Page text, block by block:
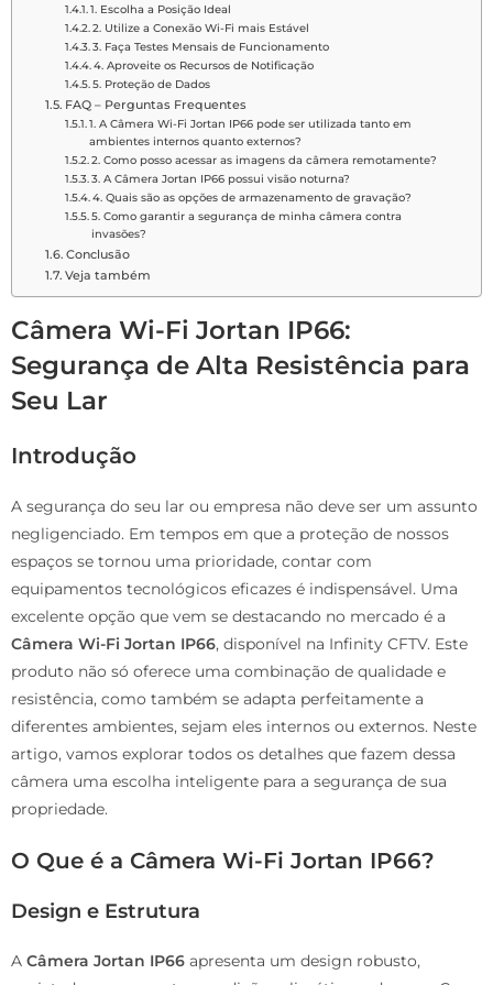
1. Escolha a Posição Ideal
2. Utilize a Conexão Wi-Fi mais Estável
3. Faça Testes Mensais de Funcionamento
4. Aproveite os Recursos de Notificação
5. Proteção de Dados
FAQ – Perguntas Frequentes
1. A Câmera Wi-Fi Jortan IP66 pode ser utilizada tanto em
ambientes internos quanto externos?
2. Como posso acessar as imagens da câmera remotamente?
3. A Câmera Jortan IP66 possui visão noturna?
4. Quais são as opções de armazenamento de gravação?
5. Como garantir a segurança de minha câmera contra
invasões?
Conclusão
Veja também
Câmera Wi-Fi Jortan IP66:
Segurança de Alta Resistência para
Seu Lar
Introdução
A segurança do seu lar ou empresa não deve ser um assunto
negligenciado. Em tempos em que a proteção de nossos
espaços se tornou uma prioridade, contar com
equipamentos tecnológicos eficazes é indispensável. Uma
excelente opção que vem se destacando no mercado é a
Câmera Wi-Fi Jortan IP66, disponível na Infinity CFTV. Este
produto não só oferece uma combinação de qualidade e
resistência, como também se adapta perfeitamente a
diferentes ambientes, sejam eles internos ou externos. Neste
artigo, vamos explorar todos os detalhes que fazem dessa
câmera uma escolha inteligente para a segurança de sua
propriedade.
O Que é a Câmera Wi-Fi Jortan IP66?
Design e Estrutura
A Câmera Jortan IP66 apresenta um design robusto,